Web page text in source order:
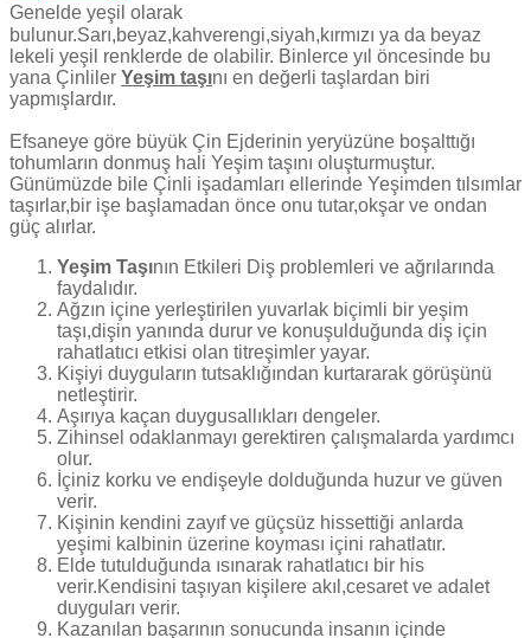
Genelde yeşil olarak
bulunur.Sarı,beyaz,kahverengi,siyah,kırmızı ya da beyaz
lekeli yeşil renklerde de olabilir. Binlerce yıl öncesinde bu
yana Çinliler Yeşim taşını en değerli taşlardan biri
yapmışlardır.
Efsaneye göre büyük Çin Ejderinin yeryüzüne boşalttığı
tohumların donmuş hali Yeşim taşını oluşturmuştur.
Günümüzde bile Çinli işadamları ellerinde Yeşimden tılsımlar
taşırlar,bir işe başlamadan önce onu tutar,okşar ve ondan
güç alırlar.
Yeşim Taşının Etkileri Diş problemleri ve ağrılarında
faydalıdır.
Ağzın içine yerleştirilen yuvarlak biçimli bir yeşim
taşı,dişin yanında durur ve konuşulduğunda diş için
rahatlatıcı etkisi olan titreşimler yayar.
Kişiyi duyguların tutsaklığından kurtararak görüşünü
netleştirir.
Aşırıya kaçan duygusallıkları dengeler.
Zihinsel odaklanmayı gerektiren çalışmalarda yardımcı
olur.
İçiniz korku ve endişeyle dolduğunda huzur ve güven
verir.
Kişinin kendini zayıf ve güçsüz hissettiği anlarda
yeşimi kalbinin üzerine koyması içini rahatlatır.
Elde tutulduğunda ısınarak rahatlatıcı bir his
verir.Kendisini taşıyan kişilere akıl,cesaret ve adalet
duyguları verir.
Kazanılan başarının sonucunda insanın içinde